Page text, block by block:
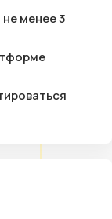
менее 3